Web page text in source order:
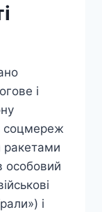
і
соцмереж
ракетами
особовий
і